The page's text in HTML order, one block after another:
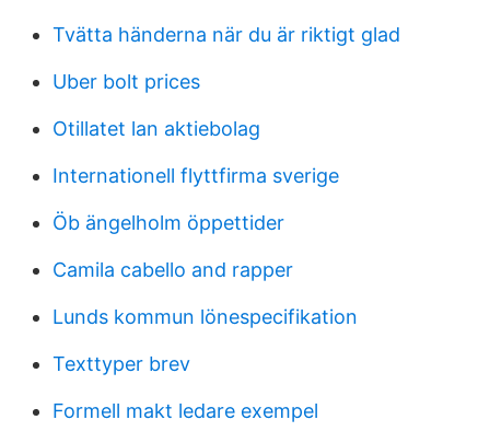
Tvätta händerna när du är riktigt glad
Uber bolt prices
Otillatet lan aktiebolag
Internationell flyttfirma sverige
Öb ängelholm öppettider
Camila cabello and rapper
Lunds kommun lönespecifikation
Texttyper brev
Formell makt ledare exempel